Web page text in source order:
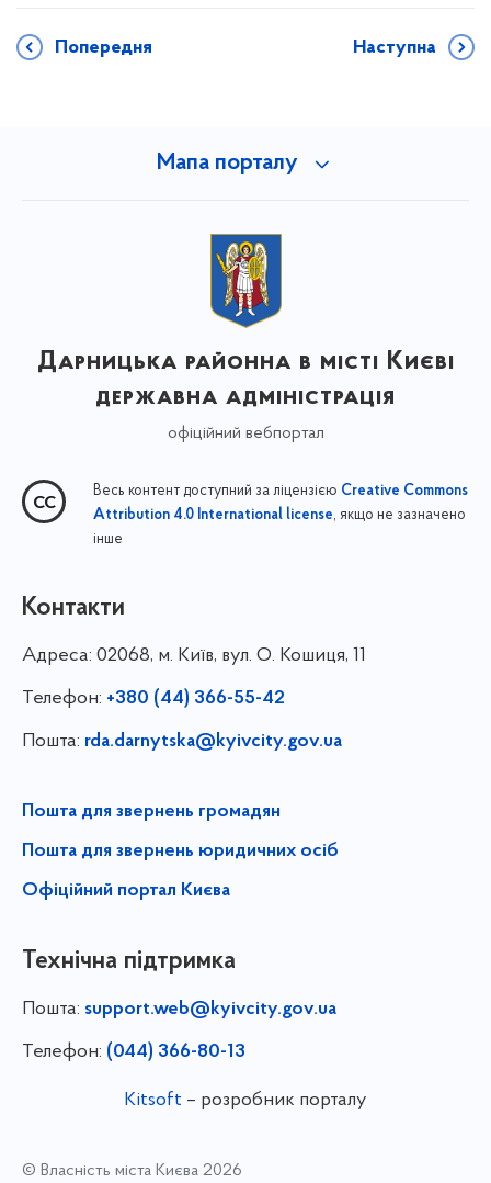
Попередня Наступна
Мапа порталу
Дарницька районна в місті Києві
державна адміністрація
офіційний вебпортал
Весь контент доступний за ліцензією Creative Commons
Attribution 4.0 International license, якщо не зазначено
інше
Контакти
Адреса: 02068, м. Київ, вул. О. Кошиця, 11
Телефон: +380 (44) 366-55-42
Пошта: rda.darnytska@kyivcity.gov.ua
Пошта для звернень громадян
Пошта для звернень юридичних осіб
Офіційний портал Києва
Технічна підтримка
Пошта: support.web@kyivcity.gov.ua
Телефон: (044) 366-80-13
Kitsoft – розробник порталу
© Власність міста Києва 2026